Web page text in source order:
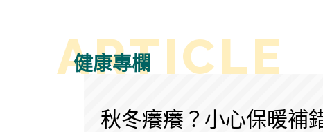
健康專欄
秋冬癢癢？小心保暖補